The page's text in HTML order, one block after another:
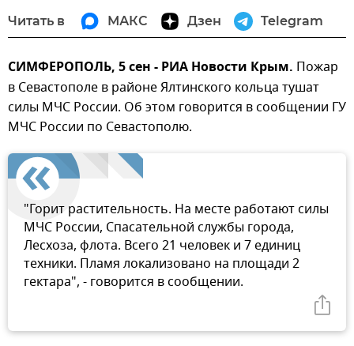
Читать в МАКС Дзен Telegram
СИМФЕРОПОЛЬ, 5 сен - РИА Новости Крым. Пожар
в Севастополе в районе Ялтинского кольца тушат
силы МЧС России. Об этом говорится в сообщении ГУ
МЧС России по Севастополю.
"Горит растительность. На месте работают силы
МЧС России, Спасательной службы города,
Лесхоза, флота. Всего 21 человек и 7 единиц
техники. Пламя локализовано на площади 2
гектара", - говорится в сообщении.